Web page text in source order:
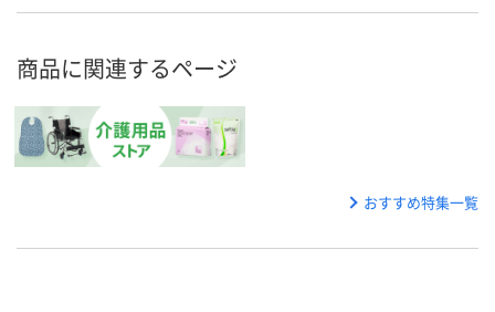
商品に関連するページ
おすすめ特集一覧